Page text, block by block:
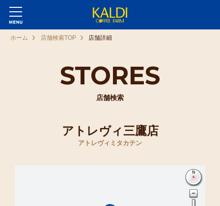
STORES
店舗検索
ホーム 店舗検索TOP 店舗詳細
アトレヴィ三鷹店
アトレヴィミタカテン